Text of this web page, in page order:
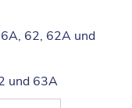
62, 62A und
und 63A